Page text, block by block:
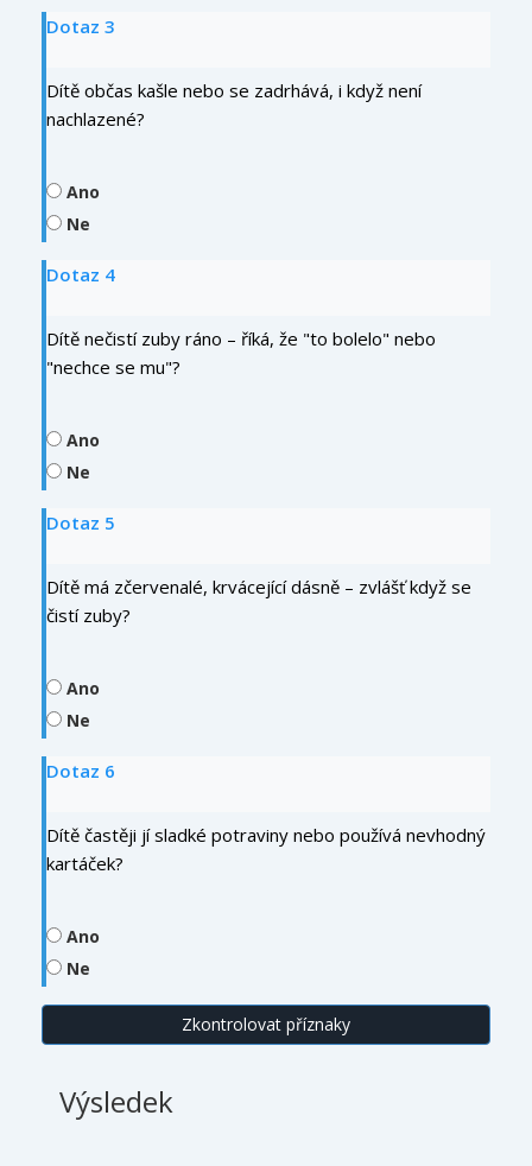
Dotaz 3
Dítě občas kašle nebo se zadrhává, i když není
nachlazené?
Ano
Ne
Dotaz 4
Dítě nečistí zuby ráno – říká, že "to bolelo" nebo
"nechce se mu"?
Ano
Ne
Dotaz 5
Dítě má zčervenalé, krvácející dásně – zvlášť když se
čistí zuby?
Ano
Ne
Dotaz 6
Dítě častěji jí sladké potraviny nebo používá nevhodný
kartáček?
Ano
Ne
Zkontrolovat příznaky
Výsledek